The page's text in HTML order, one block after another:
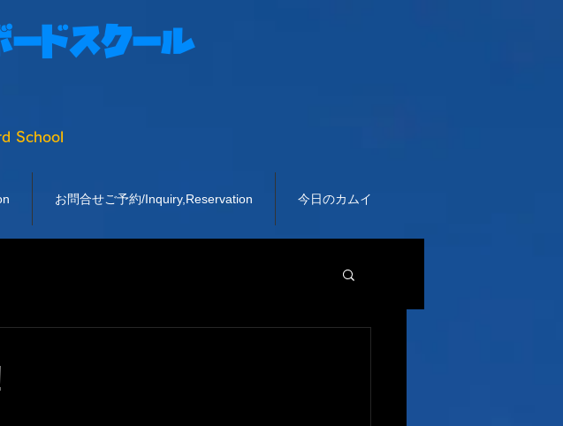
ドスクール
School
お問合せご予約/Inquiry,Reservation 今日のカムイ